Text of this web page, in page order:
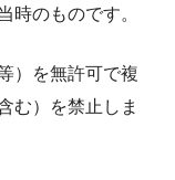
時のものです。
）を無許可で複
む）を禁止しま